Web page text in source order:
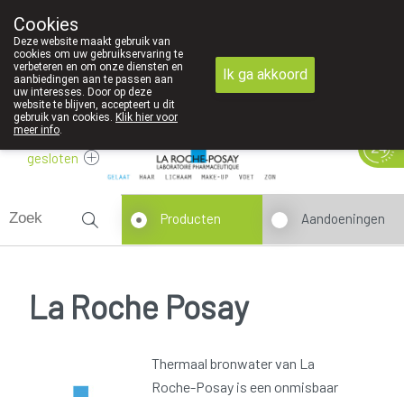
gesloten
Producten Aandoeningen
La Roche Posay
Thermaal bronwater van La
Roche-Posay is een onmisbaar
Cookies
Deze website maakt gebruik van
cookies om uw gebruikservaring te
verbeteren en om onze diensten en
aanbiedingen aan te passen aan
uw interesses. Door op deze
website te blijven, accepteert u dit
gebruik van cookies. Klik hier voor
meer info.
Ik ga akkoord